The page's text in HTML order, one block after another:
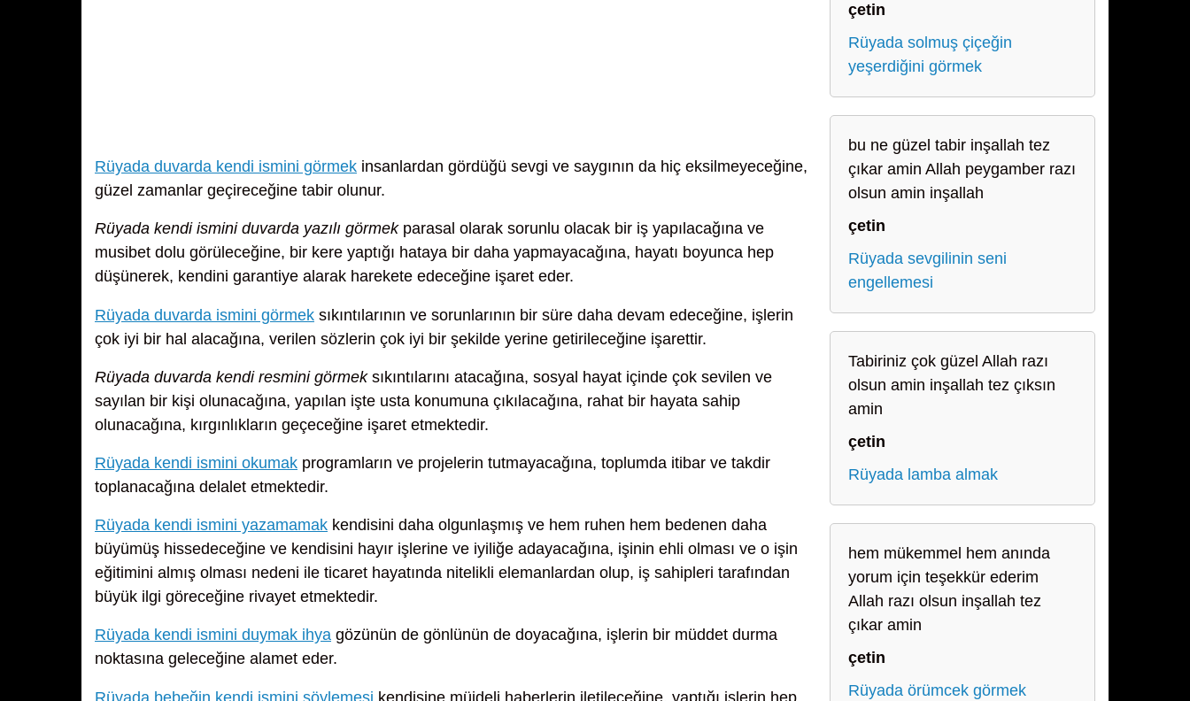
Rüyada duvarda kendi ismini görmek insanlardan gördüğü sevgi ve saygının da hiç eksilmeyeceğine,
güzel zamanlar geçireceğine tabir olunur.
Rüyada kendi ismini duvarda yazılı görmekparasal olarak sorunlu olacak bir iş yapılacağına ve
musibet dolu görüleceğine, bir kere yaptığı hataya bir daha yapmayacağına, hayatı boyunca hep
düşünerek, kendini garantiye alarak harekete edeceğine işaret eder.
Rüyada duvarda ismini görmek sıkıntılarının ve sorunlarının bir süre daha devam edeceğine, işlerin
çok iyi bir hal alacağına, verilen sözlerin çok iyi bir şekilde yerine getirileceğine işarettir.
Rüyada duvarda kendi resmini görmeksıkıntılarını atacağına, sosyal hayat içinde çok sevilen ve
sayılan bir kişi olunacağına, yapılan işte usta konumuna çıkılacağına, rahat bir hayata sahip
olunacağına, kırgınlıkların geçeceğine işaret etmektedir.
Rüyada kendi ismini okumak programların ve projelerin tutmayacağına, toplumda itibar ve takdir
toplanacağına delalet etmektedir.
Rüyada kendi ismini yazamamak kendisini daha olgunlaşmış ve hem ruhen hem bedenen daha
büyümüş hissedeceğine ve kendisini hayır işlerine ve iyiliğe adayacağına, işinin ehli olması ve o işin
eğitimini almış olması nedeni ile ticaret hayatında nitelikli elemanlardan olup, iş sahipleri tarafından
büyük ilgi göreceğine rivayet etmektedir.
Rüyada kendi ismini duymak ihya gözünün de gönlünün de doyacağına, işlerin bir müddet durma
noktasına geleceğine alamet eder.
Rüyada bebeğin kendi ismini söylemesi kendisine müjdeli haberlerin iletileceğine, yaptığı işlerin hep
çetin
Rüyada solmuş çiçeğin
yeşerdiğini görmek
bu ne güzel tabir inşallah tez
çıkar amin Allah peygamber razı
olsun amin inşallah
çetin
Rüyada sevgilinin seni
engellemesi
Tabiriniz çok güzel Allah razı
olsun amin inşallah tez çıksın
amin
çetin
Rüyada lamba almak
hem mükemmel hem anında
yorum için teşekkür ederim
Allah razı olsun inşallah tez
çıkar amin
çetin
Rüyada örümcek görmek